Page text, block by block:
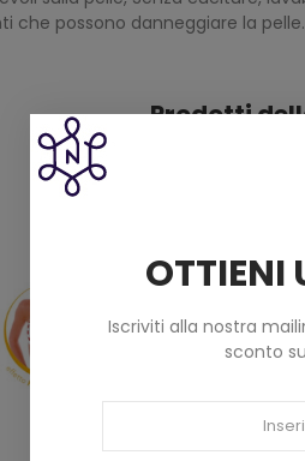
che possono danneggiare la pelle.
Prodotti
OTTIENI
Iscriviti alla nostra
sconto